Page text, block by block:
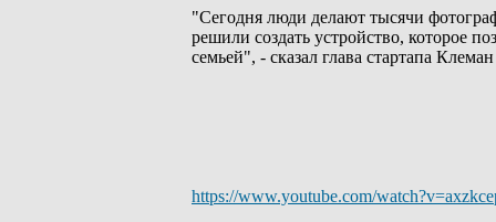
"Сегодня люди делают тысячи
решили создать устройство, которое
семьей", - сказал глава стартапа
https://www.youtube.com/